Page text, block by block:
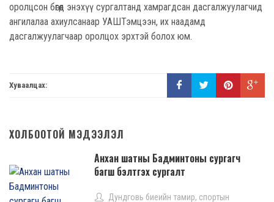
оролцсон бөгөөд энэхүү сургалтанд хамрагдсан дасгалжуулагчид
ангилалаа ахиулсанаар УАШТэмцээн, их наадамд
дасгалжуулагчаар оролцох эрхтэй болох юм.
Хуваалцах:
ХОЛБООТОЙ МЭДЭЭЛЭЛ
Анхан шатны Бадминтоны сургагч
багш бэлтгэх сургалт
Дундговь биеийн тамир, спортын